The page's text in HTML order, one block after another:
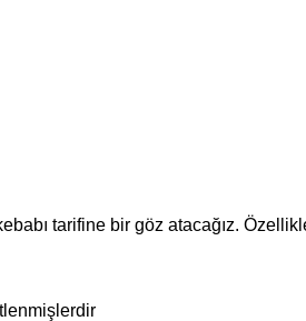
tarifine bir göz atacağız.